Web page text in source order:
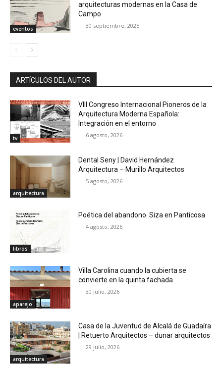
eventos
arquitecturas modernas en la Casa de
Campo
30 septiembre, 2025
ARTÍCULOS DEL AUTOR
tv
VIII Congreso Internacional Pioneros de la
Arquitectura Moderna Española:
Integración en el entorno
6 agosto, 2026
arquitectura
Dental Seny | David Hernández
Arquitectura – Murillo Arquitectos
5 agosto, 2026
libros
Poética del abandono. Siza en Panticosa
4 agosto, 2026
aparejo
Villa Carolina cuando la cubierta se
convierte en la quinta fachada
30 julio, 2026
arquitectura
Casa de la Juventud de Alcalá de Guadaíra
| Retuerto Arquitectos – dunar arquitectos
29 julio, 2026